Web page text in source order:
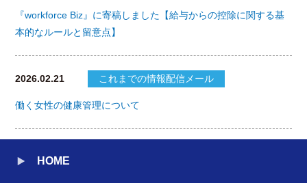
『workforce Biz』に寄稿しました【給与からの控除に関する基
本的なルールと留意点】
2026.02.21 これまでの情報配信メール
働く女性の健康管理について
HOME